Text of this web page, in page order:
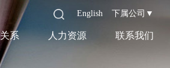
下属公司▼
English
系 人力资源 联系我们